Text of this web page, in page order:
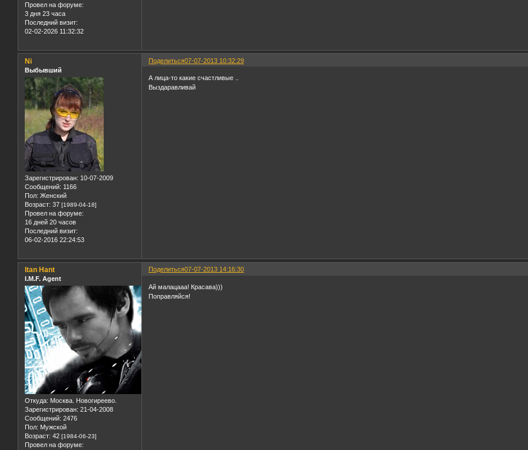
Провел на форуме:
3 дня 23 часа
Последний визит:
02-02-2026 11:32:32
Поделиться07-07-2013 10:32:29
Ni
Выбывший
Зарегистрирован: 10-07-2009
Сообщений: 1166
Пол: Женский
Возраст: 37 [1989-04-18]
Провел на форуме:
16 дней 20 часов
Последний визит:
06-02-2016 22:24:53
А лица-то какие счастливые ..
Выздаравливай
Поделиться07-07-2013 14:16:30
Itan Hant
I.M.F. Agent
Откуда: Москва. Новогиреево.
Зарегистрирован: 21-04-2008
Сообщений: 2476
Пол: Мужской
Возраст: 42 [1984-06-23]
Провел на форуме:
Ай малацааа! Красава)))
Поправляйся!